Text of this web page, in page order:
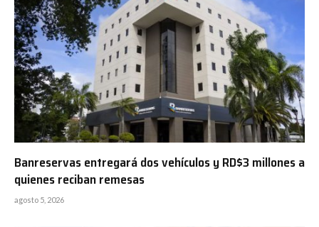
Banreservas entregará dos vehículos y RD$3 millones a
quienes reciban remesas
agosto 5, 2026